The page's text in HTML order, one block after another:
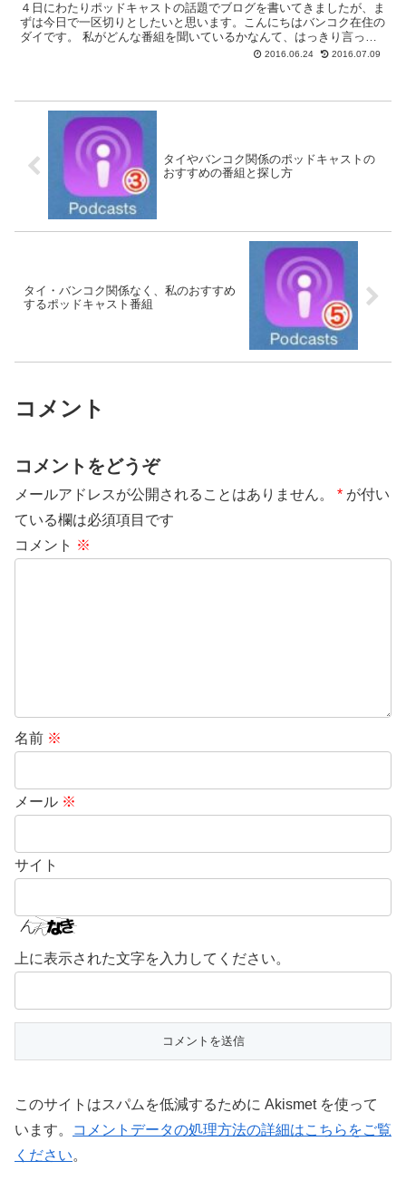
４日にわたりポッドキャストの話題でブログを書いてきましたが、ま
ずは今日で一区切りとしたいと思います。こんにちはバンコク在住の
ダイです。 私がどんな番組を聞いているかなんて、はっきり言って
興味ないかもしれませんが、お勧めしたいので、あえて書か...
2016.06.24 2016.07.09
タイやバンコク関係のポッドキャストの
おすすめの番組と探し方
タイ・バンコク関係なく、私のおすすめ
するポッドキャスト番組
コメント
コメントをどうぞ
メールアドレスが公開されることはありません。 * が付い
ている欄は必須項目です
コメント ※
名前 ※
メール ※
サイト
上に表示された文字を入力してください。
このサイトはスパムを低減するために Akismet を使って
います。
コメントデータの処理方法の詳細はこちらをご覧
ください。